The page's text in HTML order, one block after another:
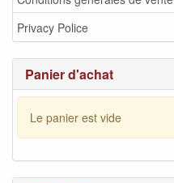
Privacy Police
Panier d'achat
Le panier est vide